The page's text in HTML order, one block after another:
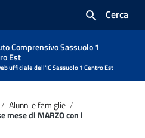
Cerca
Comprensivo Sassuolo 1
Est
ufficiale dell'IC Sassuolo 1 Centro Est
/ Alunni e famiglie /
mese di MARZO con i